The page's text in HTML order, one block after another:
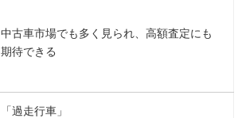
中古車市場でも多く見られ、高額査定にも
期待できる
「過走行車」